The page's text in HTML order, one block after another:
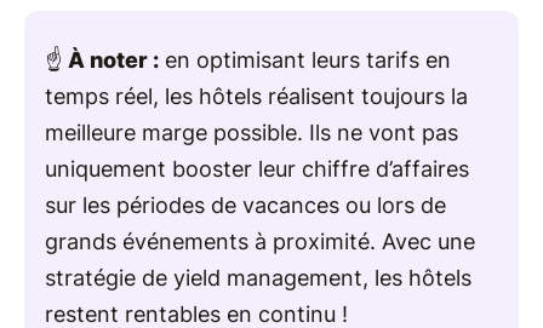
☝️ À noter : en optimisant leurs tarifs en
temps réel, les hôtels réalisent toujours la
meilleure marge possible. Ils ne vont pas
uniquement booster leur chiffre d’affaires
sur les périodes de vacances ou lors de
grands événements à proximité. Avec une
stratégie de yield management, les hôtels
restent rentables en continu !